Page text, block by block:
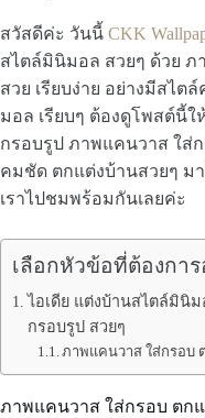
สวัสดีค่ะ วันนี้ CKK
สไตล์มินิมอล สวยๆ ด้วย ภ
สวย เรียบง่าย อย่างมีสไ
มอล เรียบๆ ต้องดูโพสต์นี้ใ
กรอบรูป ภาพแคนวาส ใ
คมชัด ตกแต่งบ้านสวยๆ ม
เราไปชมพร้อมกันเลยค่ะ
เลือกหัวข้อที่ต้องกา
ไอเดีย แต่งบ้านสไตล์มินิ
กรอบรูป สวยๆ
ภาพแคนวาส ใส่กรอบ
ภาพแคนวาส ใส่กรอบ ตกแ